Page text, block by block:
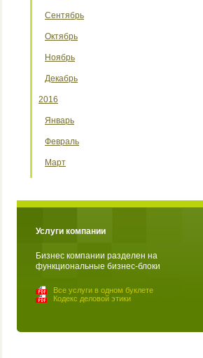
Сентябрь
Октябрь
Ноябрь
Декабрь
2016
Январь
Февраль
Март
Услуги компании
Бизнес компании разделен на
функциональные бизнес-блоки
Все услуги в одном буклете
Кодекс деловой этики